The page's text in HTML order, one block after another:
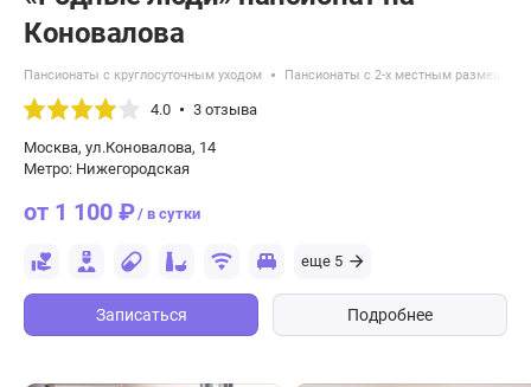
Коновалова
Пансионаты с круглосуточным уходом Пансионаты с 2-х местным
4.0 3 отзыва
Москва, ул.Коновалова, 14
Метро: Нижегородская
от 1 100 ₽/ в сутки
еще 5
Записаться Подробнее